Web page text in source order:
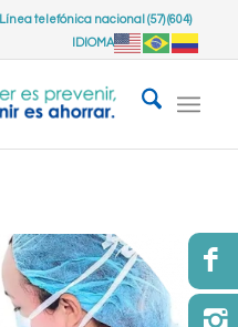
Línea telefónica nacional (57) (604)
IDIOMA